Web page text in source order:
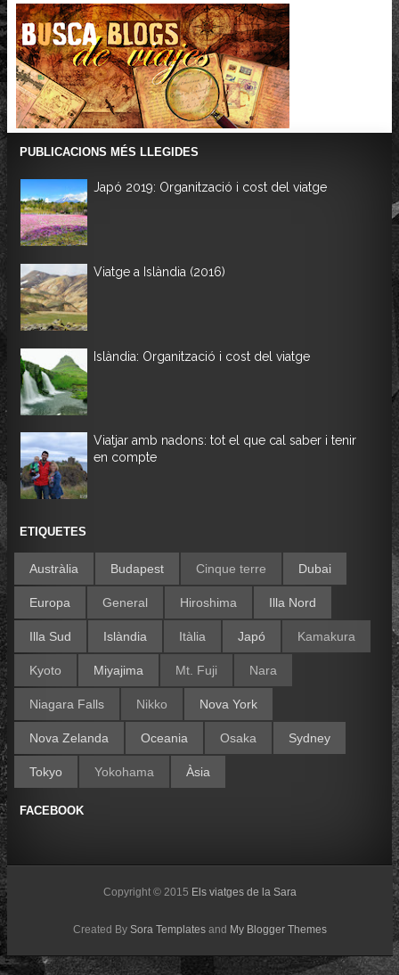
PUBLICACIONS MÉS LLEGIDES
Japó 2019: Organització i cost del viatge
Viatge a Islàndia (2016)
Islàndia: Organització i cost del viatge
Viatjar amb nadons: tot el que cal saber i tenir
en compte
ETIQUETES
Austràlia Budapest Cinque terre Dubai
Europa General Hiroshima Illa Nord
Illa Sud Islàndia Itàlia Japó Kamakura
Kyoto Miyajima Mt. Fuji Nara
Niagara Falls Nikko Nova York
Nova Zelanda Oceania Osaka Sydney
Tokyo Yokohama Àsia
FACEBOOK
Copyright © 2015 Els viatges de la Sara
Created BySora Templates and My Blogger Themes